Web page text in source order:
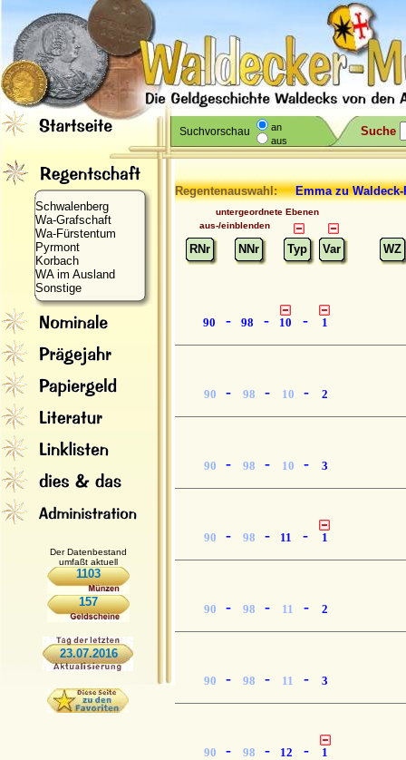
Suchvorschau
an
aus
Suche
Schwalenberg
Wa-Grafschaft
Wa-Fürstentum
Pyrmont
Korbach
WA im Ausland
Sonstige
Der Datenbestand
umfaßt aktuell
1103
157
23.07.2016
Regentenauswahl: Emmazu
untergeordnete Ebenen
aus-/einblenden
RNr NNr Typ Var WZ
90 - 98 - 10 - 1
90 - 98 - 10 - 2
90 - 98 - 10 - 3
90 - 98 - 11 - 1
90 - 98 - 11 - 2
90 - 98 - 11 - 3
90 - 98 - 12 - 1